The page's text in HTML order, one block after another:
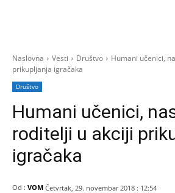
Naslovna Vesti Društvo
Humani učenici,
prikupljanja igračaka
Društvo
Humani učenici,
roditelji u akciji
igračaka
Od : VOM Četvrtak, 29. novembar 2018 : 12:54